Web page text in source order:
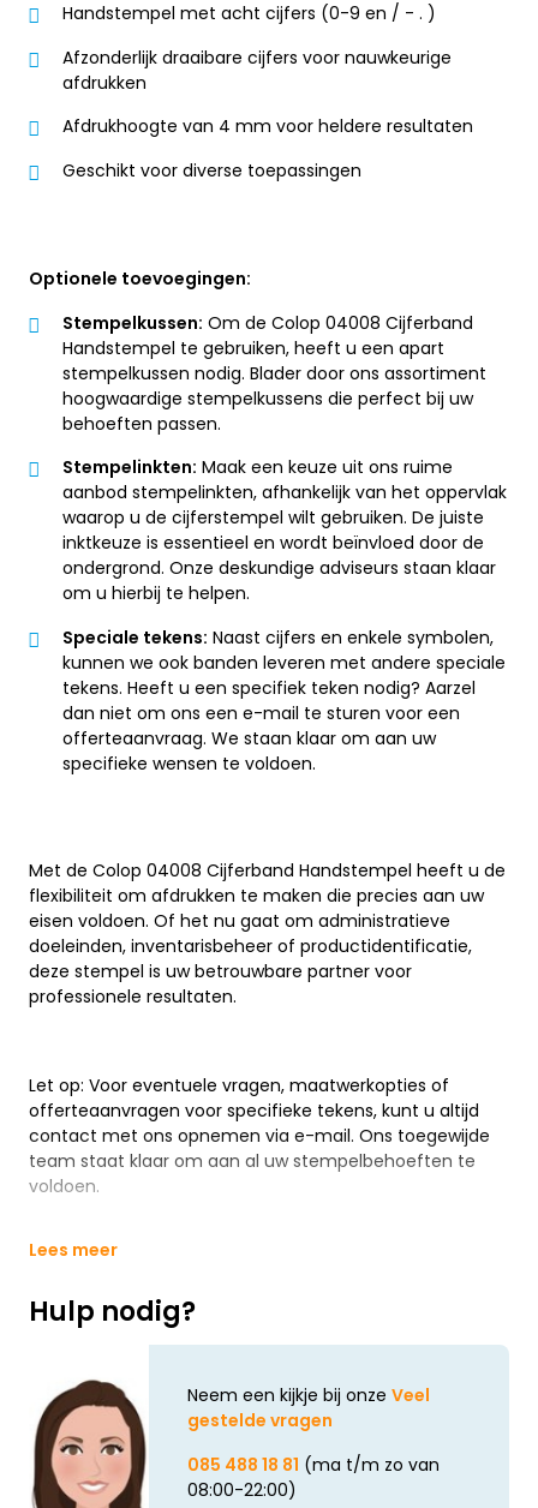
Handstempel met acht cijfers (0-9 en / - . )
Afzonderlijk draaibare cijfers voor nauwkeurige
afdrukken
Afdrukhoogte van 4 mm voor heldere resultaten
Geschikt voor diverse toepassingen
Optionele toevoegingen:
Stempelkussen: Om de Colop 04008 Cijferband
Handstempel te gebruiken, heeft u een apart
stempelkussen nodig. Blader door ons assortiment
hoogwaardige stempelkussens die perfect bij uw
behoeften passen.
Stempelinkten: Maak een keuze uit ons ruime
aanbod stempelinkten, afhankelijk van het oppervlak
waarop u de cijferstempel wilt gebruiken. De juiste
inktkeuze is essentieel en wordt beïnvloed door de
ondergrond. Onze deskundige adviseurs staan klaar
om u hierbij te helpen.
Speciale tekens: Naast cijfers en enkele symbolen,
kunnen we ook banden leveren met andere speciale
tekens. Heeft u een specifiek teken nodig? Aarzel
dan niet om ons een e-mail te sturen voor een
offerteaanvraag. We staan klaar om aan uw
specifieke wensen te voldoen.
Met de Colop 04008 Cijferband Handstempel heeft u de
flexibiliteit om afdrukken te maken die precies aan uw
eisen voldoen. Of het nu gaat om administratieve
doeleinden, inventarisbeheer of productidentificatie,
deze stempel is uw betrouwbare partner voor
professionele resultaten.
Let op: Voor eventuele vragen, maatwerkopties of
offerteaanvragen voor specifieke tekens, kunt u altijd
contact met ons opnemen via e-mail. Ons toegewijde
team staat klaar om aan al uw stempelbehoeften te
voldoen.
Lees meer
Hulp nodig?
Neem een kijkje bij onze Veel
gestelde vragen
085 488 18 81 (ma t/m zo van
08:00-22:00)